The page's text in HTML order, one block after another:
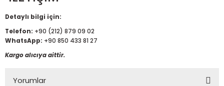
Detaylı bilgi için:
Telefon: +90 (212) 879 09 02
WhatsApp: +90 850 433 81 27
Kargo alıcıya aittir.
Yorumlar